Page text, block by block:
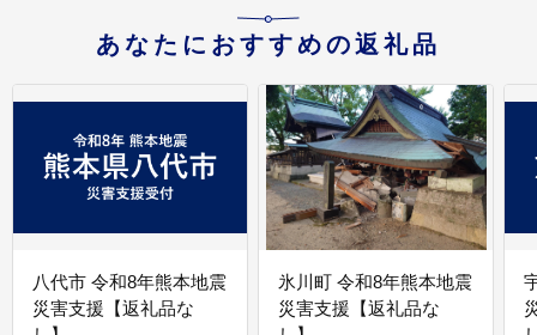
あなたにおすすめの返礼品
八代市 令和8年熊本地震
災害支援【返礼品な
氷川町 令和8年熊本地震
災害支援【返礼品な